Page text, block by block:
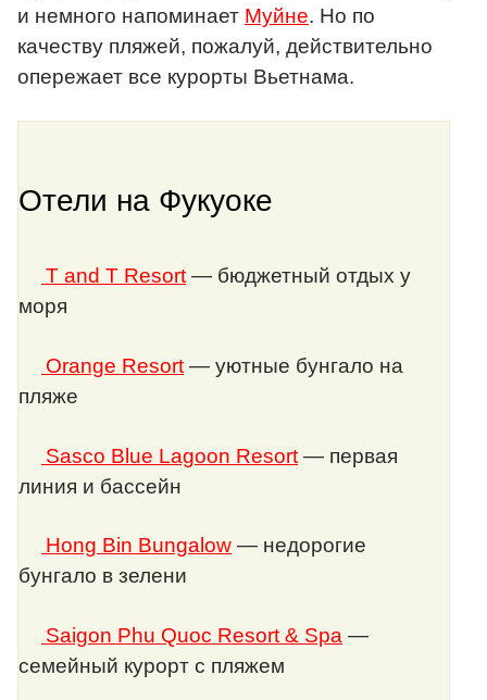
и немного напоминает Муйне. Но по
качеству пляжей, пожалуй, действительно
опережает все курорты Вьетнама.
Отели на Фукуоке
T and T Resort— бюджетный отдых у
моря
Orange Resort — уютные бунгало на
пляже
Sasco Blue Lagoon Resort — первая
линия и бассейн
Hong Bin Bungalow — недорогие
бунгало в зелени
Saigon Phu Quoc Resort & Spa —
семейный курорт с пляжем